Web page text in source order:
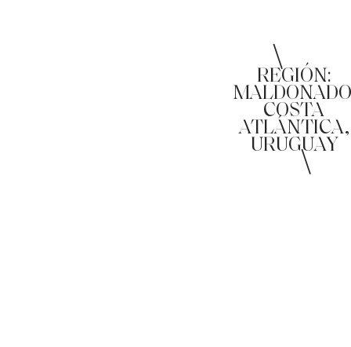
\
REGIÓN:
COSTA
ATLÁNTICA,
URUGUAY
\